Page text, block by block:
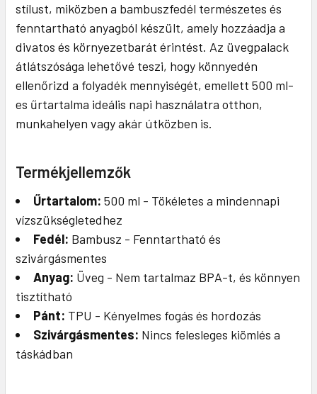
stílust, miközben a bambuszfedél természetes és
fenntartható anyagból készült, amely hozzáadja a
divatos és környezetbarát érintést. Az üvegpalack
átlátszósága lehetővé teszi, hogy könnyedén
ellenőrizd a folyadék mennyiségét, emellett 500 ml-
es űrtartalma ideális napi használatra otthon,
munkahelyen vagy akár útközben is.
Termékjellemzők
Űrtartalom: 500 ml - Tökéletes a mindennapi
vízszükségletedhez
Fedél: Bambusz - Fenntartható és
szivárgásmentes
Anyag: Üveg - Nem tartalmaz BPA-t, és könnyen
tisztítható
Pánt: TPU - Kényelmes fogás és hordozás
Szivárgásmentes: Nincs felesleges kiömlés a
táskádban